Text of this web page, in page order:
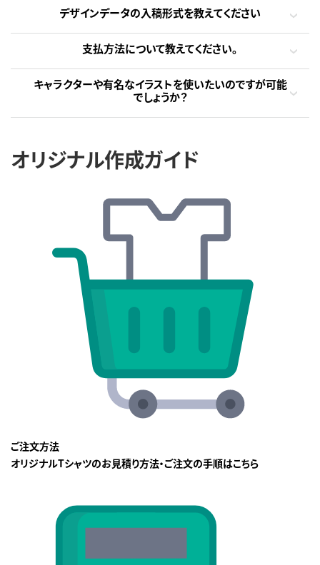
デザインデータの入稿形式を教えてください
支払方法について教えてください。
キャラクターや有名なイラストを使いたいのですが可能
でしょうか？
オリジナル作成ガイド
ご注文方法
オリジナルTシャツのお見積り方法・ご注文の手順はこちら